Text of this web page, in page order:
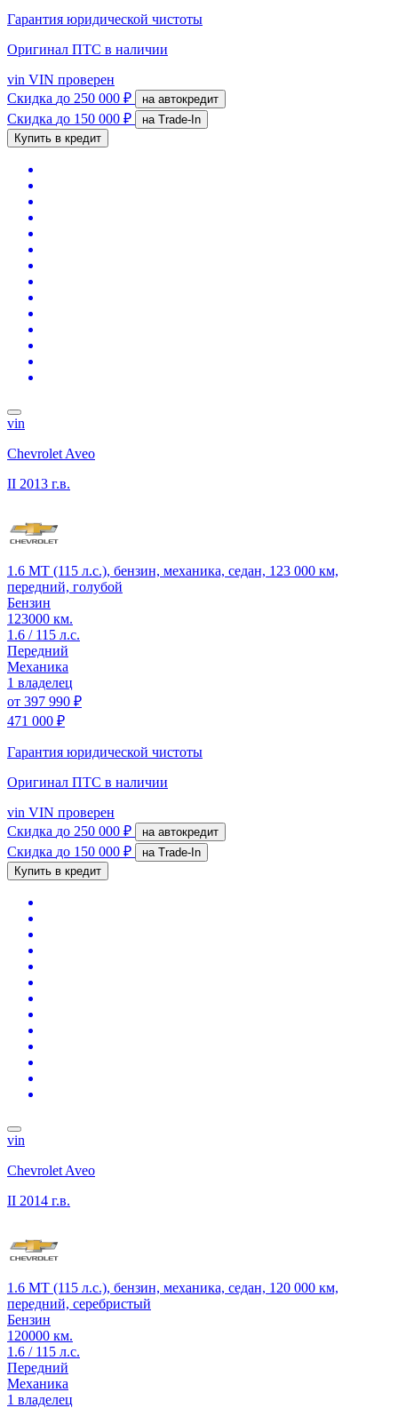
Гарантия юридической чистоты
Оригинал ПТС в наличии
vin VIN проверен
Скидка до 250 000 ₽ на автокредит
Скидка до 150 000 ₽
на Trade-In
Купить в кредит
vin
Chevrolet Aveo
II 2013 г.в.
1.6 MT (115 л.с.), бензин, механика, седан, 123 000 км,
передний, голубой
Бензин
123000 км.
1.6 / 115 л.с.
Передний
Механика
1 владелец
от 397 990 ₽
471 000 ₽
Гарантия юридической чистоты
Оригинал ПТС в наличии
vin VIN проверен
Скидка до 250 000 ₽ на автокредит
Скидка до 150 000 ₽
на Trade-In
Купить в кредит
vin
Chevrolet Aveo
II 2014 г.в.
1.6 MT (115 л.с.), бензин, механика, седан, 120 000 км,
передний, серебристый
Бензин
120000 км.
1.6 / 115 л.с.
Передний
Механика
1 владелец